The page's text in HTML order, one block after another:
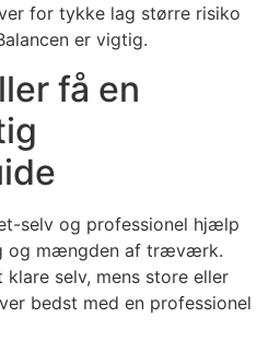
for tykke lag større risiko
er vigtig.
få en
selv og professionel hjælp
og mængden af træværk.
selv, mens store eller
bedst med en professionel